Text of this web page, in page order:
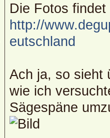
Die Fotos
http://
eutschland
Ach ja, so sieht
wie ich
Sägespäne